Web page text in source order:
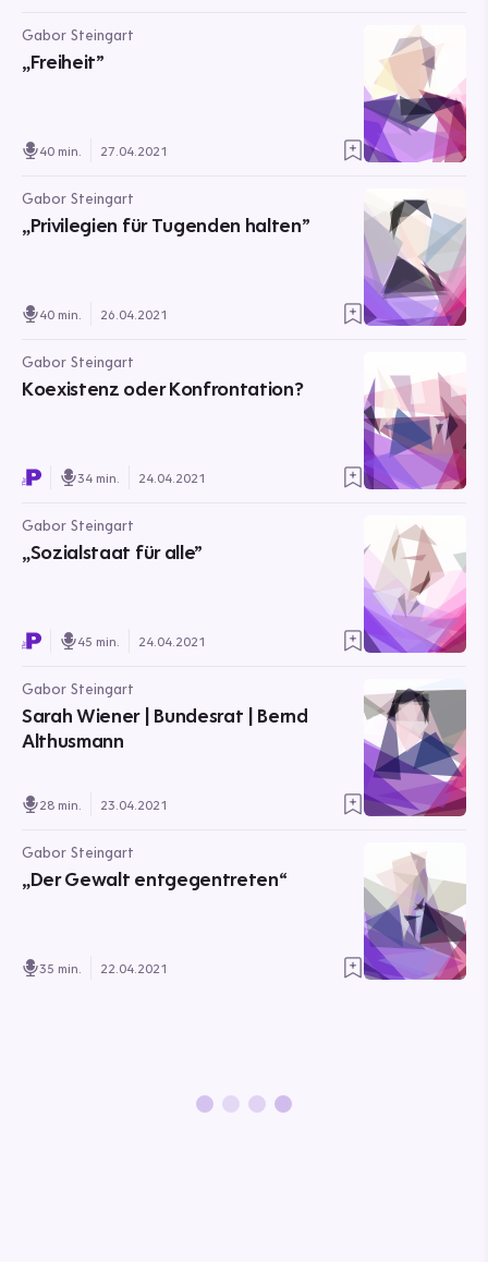
Gabor Steingart
„Freiheit”
40 min. 27.04.2021
Gabor Steingart
„Privilegien für Tugenden halten”
40 min. 26.04.2021
Gabor Steingart
Koexistenz oder Konfrontation?
34 min. 24.04.2021
Gabor Steingart
„Sozialstaat für alle”
45 min. 24.04.2021
Gabor Steingart
Sarah Wiener | Bundesrat | Bernd
Althusmann
28 min. 23.04.2021
Gabor Steingart
„Der Gewalt entgegentreten“
35 min. 22.04.2021